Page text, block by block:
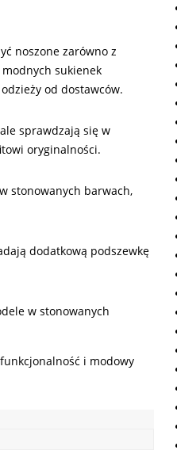
noszone zarówno z
sukienek
od dostawców.
sprawdzają się w
oryginalności.
stonowanych barwach,
dodatkową podszewkę
w stonowanych
i modowy